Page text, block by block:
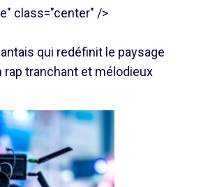
class="center" />
qui redéfinit le paysage
rap tranchant et mélodieux